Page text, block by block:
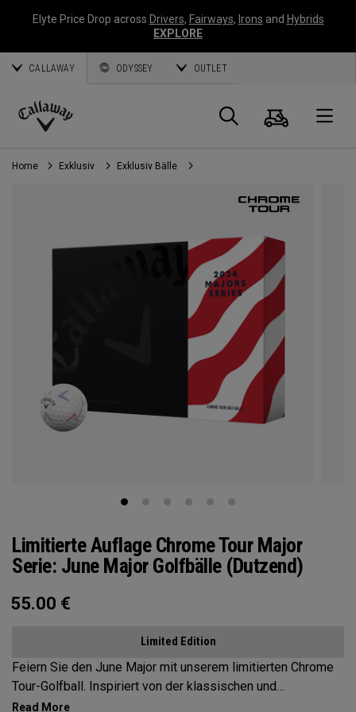
Elyte Price Drop across Drivers, Fairways, Irons and Hybrids
EXPLORE
CALLAWAY ODYSSEY OUTLET
Callaway
Golf
Suche
Home Exklusiv Exklusiv Bälle
Limitierte Auflage Chrome Tour Major
Serie: June Major Golfbälle (Dutzend)
55.00 €
Limited Edition
Feiern Sie den June Major mit unserem limitierten Chrome
Tour-Golfball. Inspiriert von der klassischen und
traditionellen, von Bäumen gesäumten Schönheit des